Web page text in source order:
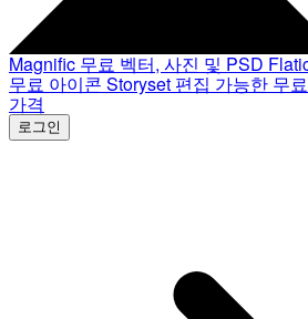
Magnific 무료 벡터, 사진 및 PSD
무료 아이콘 Storyset 편집 가능한 무
가격
로그인